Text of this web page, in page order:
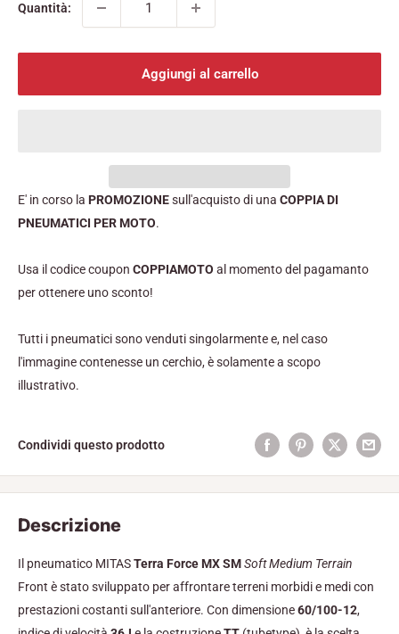
Quantità:
Aggiungi al carrello
E' in corso la PROMOZIONEsull'acquisto di una COPPIA DI
PNEUMATICI PER MOTO.
Usa il codice coupon COPPIAMOTO al momento del pagamanto
per ottenere uno sconto!
Tutti i pneumatici sono venduti singolarmente e, nel caso
l'immagine contenesse un cerchio, è solamente a scopo
illustrativo.
Condividi questo prodotto
Descrizione
Il pneumatico MITASTerra Force MX SMSoft Medium Terrain
Front è stato sviluppato per affrontare terreni morbidi e medi con
prestazioni costanti sull'anteriore. Con dimensione60/100-12,